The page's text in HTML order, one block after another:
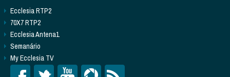
Ecclesia RTP2
70X7 RTP2
Ecclesia Antena1
Semanário
My Ecclesia TV